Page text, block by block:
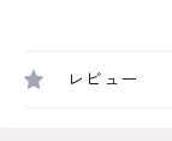
レビュー